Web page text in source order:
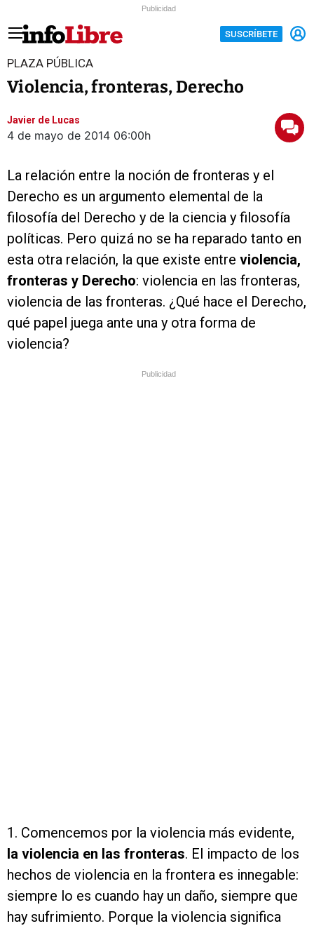
Publicidad
SUSCRÍBETE
PLAZA PÚBLICA
Violencia, fronteras, Derecho
Javier de Lucas
4 de mayo de 2014 06:00h
La relación entre la noción de fronteras y el
Derecho es un argumento elemental de la
filosofía del Derecho y de la ciencia y filosofía
políticas. Pero quizá no se ha reparado tanto en
esta otra relación, la que existe entre violencia,
fronteras y Derecho: violencia en las fronteras,
violencia de las fronteras. ¿Qué hace el Derecho,
qué papel juega ante una y otra forma de
violencia?
Publicidad
1. Comencemos por la violencia más evidente,
la violencia en las fronteras. El impacto de los
hechos de violencia en la frontera es innegable:
siempre lo es cuando hay un daño, siempre que
hay sufrimiento. Porque la violencia significa